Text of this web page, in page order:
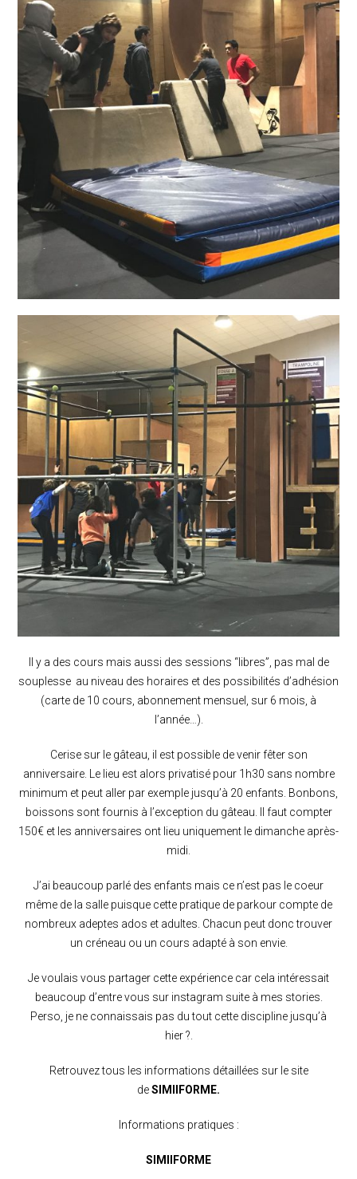
Il y a des cours mais aussi des sessions “libres”, pas mal de
souplesse au niveau des horaires et des possibilités d’adhésion
(carte de 10 cours, abonnement mensuel, sur 6 mois, à
l’année…).
Cerise sur le gâteau, il est possible de venir fêter son
anniversaire. Le lieu est alors privatisé pour 1h30 sans nombre
minimum et peut aller par exemple jusqu’à 20 enfants. Bonbons,
boissons sont fournis à l’exception du gâteau. Il faut compter
150€ et les anniversaires ont lieu uniquement le dimanche après-
midi.
J’ai beaucoup parlé des enfants mais ce n’est pas le coeur
même de la salle puisque cette pratique de parkour compte de
nombreux adeptes ados et adultes. Chacun peut donc trouver
un créneau ou un cours adapté à son envie.
Je voulais vous partager cette expérience car cela intéressait
beaucoup d’entre vous sur instagram suite à mes stories.
Perso, je ne connaissais pas du tout cette discipline jusqu’à
hier ?.
Retrouvez tous les informations détaillées sur le site
deSIMIIFORME.
Informations pratiques :
SIMIIFORME